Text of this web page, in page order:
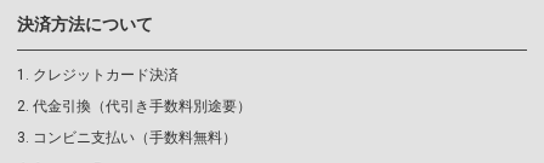
決済方法について
クレジットカード決済
代金引換（代引き手数料別途要）
コンビニ支払い（手数料無料）